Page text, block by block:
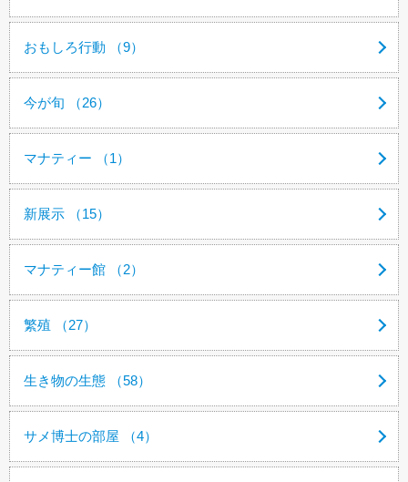
おもしろ行動 （9）
今が旬 （26）
マナティー （1）
新展示 （15）
マナティー館 （2）
繁殖 （27）
生き物の生態 （58）
サメ博士の部屋 （4）